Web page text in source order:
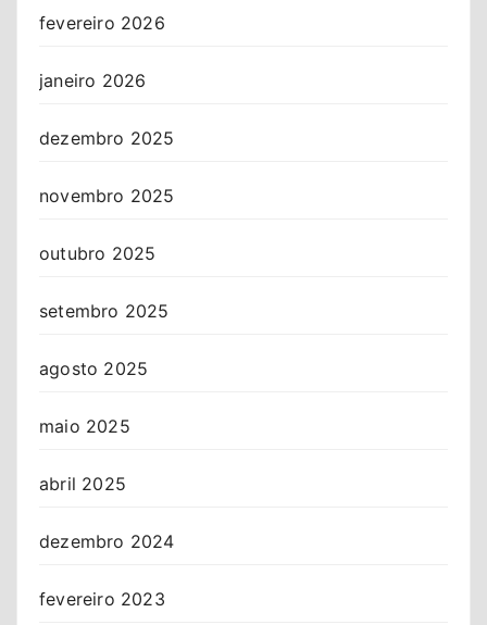
fevereiro 2026
janeiro 2026
dezembro 2025
novembro 2025
outubro 2025
setembro 2025
agosto 2025
maio 2025
abril 2025
dezembro 2024
fevereiro 2023